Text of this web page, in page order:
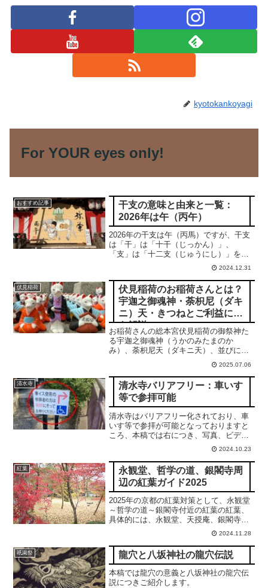
kyotokankoyagi
For YOUR eyes only!
おすすめ記事
干支の意味と由来と一覧：
2026年は午（丙午）
2026年の干支は午（丙馬）ですが、干支
は「干」は「十干（じっかん）」、
「支」は「十二支（じゅうにし）」を意
味し、暦をあらわす場合に用いられま
す。本稿ではこれらの意味と由来につき
解説し、一覧します。
2024.12.31
伏見稲荷
伏見稲荷のお稲荷さんとは？
宇迦之御魂神・荼枳尼（ダキ
ニ）天・きつねとご利益につ
き解説
お稲荷さんの総本宮伏見稲荷の御祭神た
る宇迦之御魂神（うかのみたまのか
み）、荼枳尼天（ダキニ天）、並びにお
稲荷さんから想起される狐さんとそのご
2025.07.06
清水寺
清水寺バリアフリー：車いす
等で参拝可能
清水寺はバリアフリー化されており、車
いす等で参拝が可能となっておりますと
ころ、本稿では右につき、写真、ビデオ
を駆使して詳細に解説申し上げます。合
2024.10.23
紅葉
永観堂、哲学の道、銀閣寺周
辺の紅葉ガイド2025
2025年の京都の紅葉対策として、永観堂
～哲学の道～銀閣寺付近の紅葉の紅葉、
具体的には、永観堂、天授庵、銀閣寺、
南禅寺、真如堂、金戒光明寺、法然院、
安楽寺、大豊神社、哲学の道につき、特
徴、ライトアップの有無,アクセスなどを
網羅的にご紹介します。
2024.11.28
祇園祭 龍穴と八坂神社の龍穴伝説
本稿では龍穴の意義と八坂神社の龍穴伝
説につきご紹介します。